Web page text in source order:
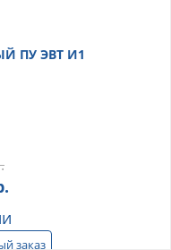
ПУ ЭВТ И1
заказ